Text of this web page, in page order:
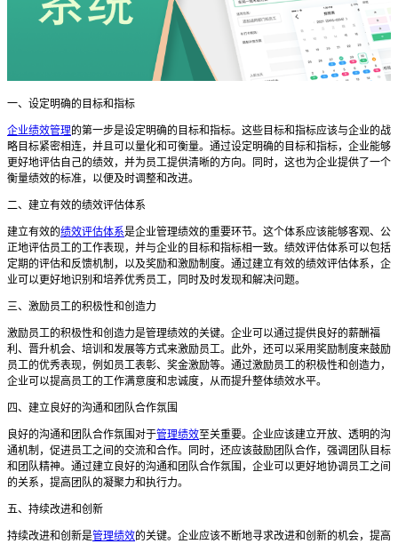
一、设定明确的目标和指标
企业绩效管理的第一步是设定明确的目标和指标。这些目标和指标应该与企业的战
略目标紧密相连，并且可以量化和可衡量。通过设定明确的目标和指标，企业能够
更好地评估自己的绩效，并为员工提供清晰的方向。同时，这也为企业提供了一个
衡量绩效的标准，以便及时调整和改进。
二、建立有效的绩效评估体系
建立有效的绩效评估体系是企业管理绩效的重要环节。这个体系应该能够客观、公
正地评估员工的工作表现，并与企业的目标和指标相一致。绩效评估体系可以包括
定期的评估和反馈机制，以及奖励和激励制度。通过建立有效的绩效评估体系，企
业可以更好地识别和培养优秀员工，同时及时发现和解决问题。
三、激励员工的积极性和创造力
激励员工的积极性和创造力是管理绩效的关键。企业可以通过提供良好的薪酬福
利、晋升机会、培训和发展等方式来激励员工。此外，还可以采用奖励制度来鼓励
员工的优秀表现，例如员工表彰、奖金激励等。通过激励员工的积极性和创造力，
企业可以提高员工的工作满意度和忠诚度，从而提升整体绩效水平。
四、建立良好的沟通和团队合作氛围
良好的沟通和团队合作氛围对于管理绩效至关重要。企业应该建立开放、透明的沟
通机制，促进员工之间的交流和合作。同时，还应该鼓励团队合作，强调团队目标
和团队精神。通过建立良好的沟通和团队合作氛围，企业可以更好地协调员工之间
的关系，提高团队的凝聚力和执行力。
五、持续改进和创新
持续改进和创新是管理绩效的关键。企业应该不断地寻求改进和创新的机会，提高